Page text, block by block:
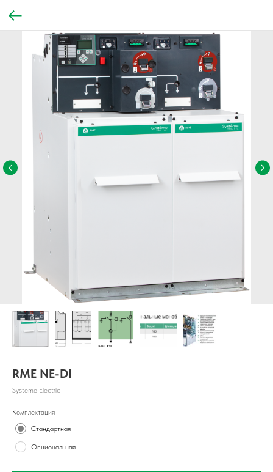
RME NE-DI
Systeme Electric
Комплектация
Стандартная
Опциональная